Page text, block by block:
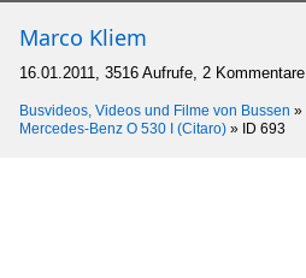
Marco Kliem
16.01.2011, 3516 Aufrufe, 2 Kommentare
Busvideos, Videos und Filme von Bussen »
Mercedes-Benz O 530 I (Citaro) » ID 693